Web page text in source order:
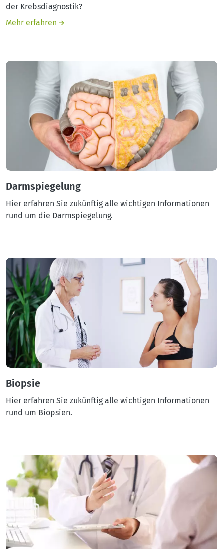
der Krebsdiagnostik?
Mehr erfahren
Darmspiegelung
Hier erfahren Sie zukünftig alle wichtigen Informationen
rund um die Darmspiegelung.
Biopsie
Hier erfahren Sie zukünftig alle wichtigen Informationen
rund um Biopsien.